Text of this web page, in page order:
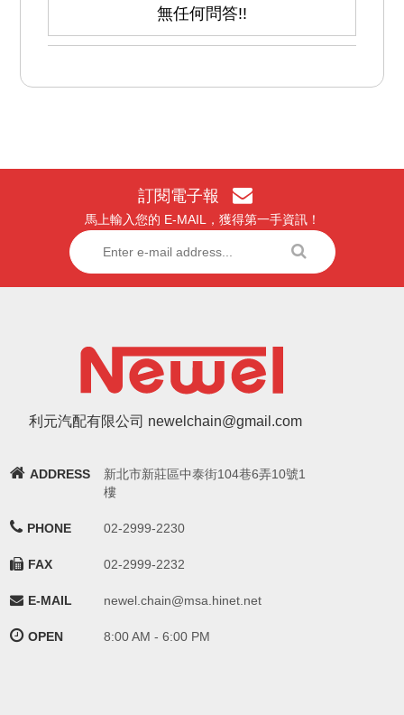
無任何問答!!
訂閱電子報
馬上輸入您的 E-MAIL，獲得第一手資訊！
利元汽配有限公司 newelchain@gmail.com
ADDRESS
新北市新莊區中泰街104巷6弄10號1
樓
PHONE 02-2999-2230
FAX 02-2999-2232
E-MAIL newel.chain@msa.hinet.net
OPEN 8:00 AM - 6:00 PM